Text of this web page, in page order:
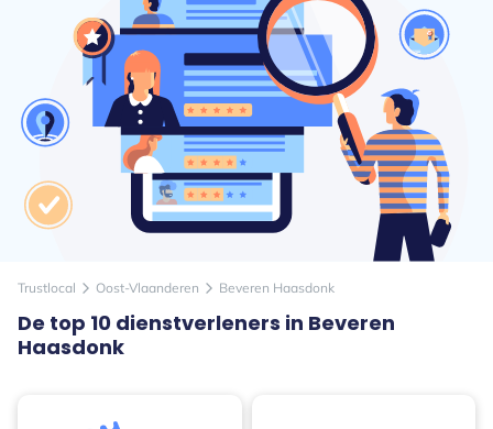
Trustlocal arrow_forward_ios Oost-Vlaanderen arrow_forward_ios Beveren Haasdonk
De top 10 dienstverleners in Beveren
Haasdonk